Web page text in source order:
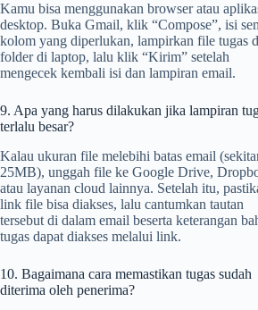
Kamu bisa menggunakan browser atau
desktop. Buka Gmail, klik “Compose”, isi
kolom yang diperlukan, lampirkan file tugas
folder di laptop, lalu klik “Kirim” setelah
mengecek kembali isi dan lampiran email.
9. Apa yang harus dilakukan jika lampiran
terlalu besar?
Kalau ukuran file melebihi batas email
25MB), unggah file ke Google Drive,
atau layanan cloud lainnya. Setelah itu,
link file bisa diakses, lalu cantumkan tautan
tersebut di dalam email beserta keterangan
tugas dapat diakses melalui link.
10. Bagaimana cara memastikan tugas sudah
diterima oleh penerima?